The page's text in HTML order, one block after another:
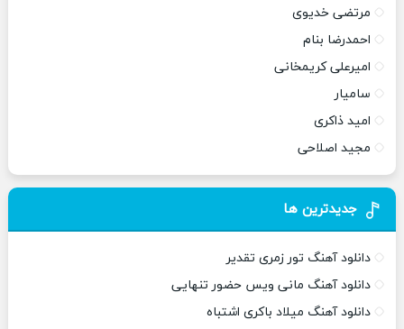
مرتضی خدیوی
احمدرضا بنام
امیرعلی کریمخانی
سامیار
امید ذاکری
مجید اصلاحی
جدیدترین ها
دانلود آهنگ تور زمری تقدیر
دانلود آهنگ مانی ویس حضور تنهایی
دانلود آهنگ میلاد باکری اشتباه